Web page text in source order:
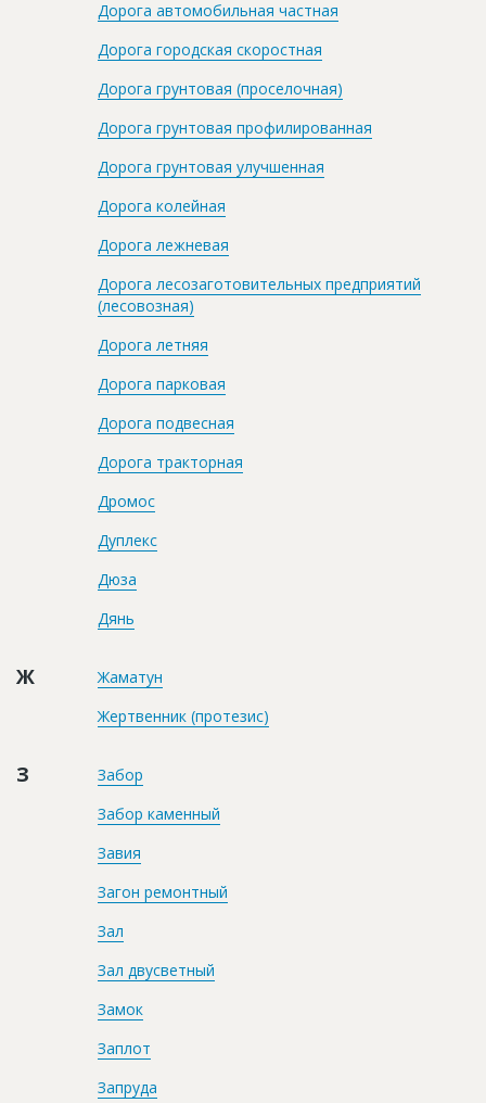
Дорога автомобильная частная
Дорога городская скоростная
Дорога грунтовая (проселочная)
Дорога грунтовая профилированная
Дорога грунтовая улучшенная
Дорога колейная
Дорога лежневая
Дорога лесозаготовительных предприятий
(лесовозная)
Дорога летняя
Дорога парковая
Дорога подвесная
Дорога тракторная
Дромос
Дуплекс
Дюза
Дянь
Ж
Жаматун
Жертвенник (протезис)
З
Забор
Забор каменный
Завия
Загон ремонтный
Зал
Зал двусветный
Замок
Заплот
Запруда